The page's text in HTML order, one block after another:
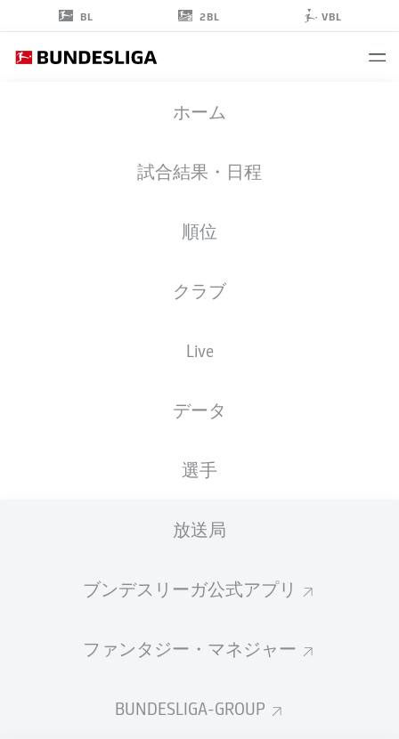
BL 2BL VBL
ホーム
試合結果・日程
順位
クラブ
Live
データ
選手
放送局
ブンデスリーガ公式アプリ
ファンタジー・マネジャー
BUNDESLIGA-GROUP
統計 シーズン 2022/2023